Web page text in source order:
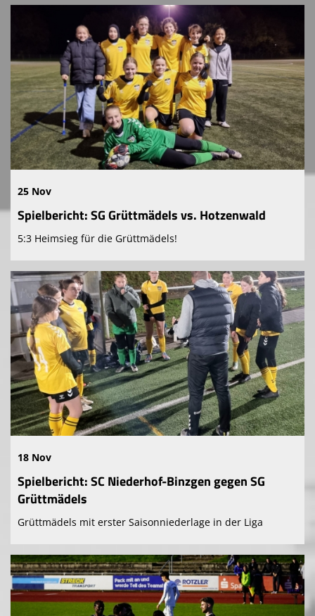
25 Nov
Spielbericht: SG Grüttmädels vs. Hotzenwald
5:3 Heimsieg für die Grüttmädels!
18 Nov
Spielbericht: SC Niederhof-Binzgen gegen SG
Grüttmädels
Grüttmädels mit erster Saisonniederlage in der Liga